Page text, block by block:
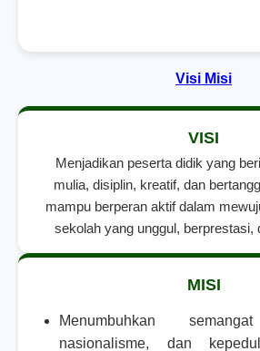
Visi Misi
VISI
Menjadikan peserta didik yang
mulia, disiplin, kreatif, dan
mampu berperan aktif dalam
sekolah yang unggul, berprestasi,
MISI
Menumbuhkan
nasionalisme, dan